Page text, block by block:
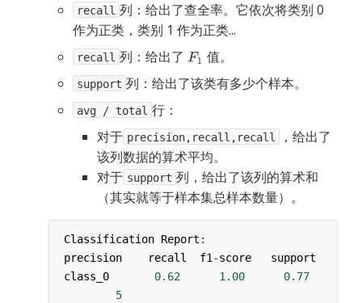
recall 列：给出了查全率。它依次将类别 0
作为正类，类别 1 作为正类...
recall 列：给出了 值。
support 列：给出了该类有多少个样本。
avg / total 行：
对于 precision,recall,recall
，给出了
该列数据的算术平均。
对于 support 列，给出了该列的算术和
（其实就等于样本集总样本数量）。
Classification Report :
precision
recall f1-score
support
class_0
0.62 1.00
0.77
5